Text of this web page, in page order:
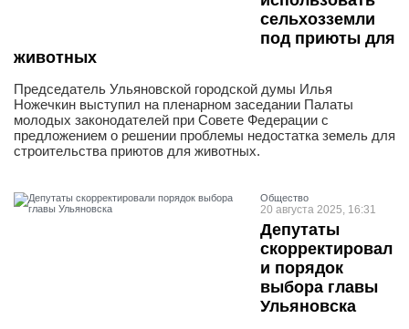
сельхозземли
под приюты для
животных
Председатель Ульяновской городской думы Илья
Ножечкин выступил на пленарном заседании Палаты
молодых законодателей при Совете Федерации с
предложением о решении проблемы недостатка земель для
строительства приютов для животных.
Общество
20 августа 2025, 16:31
Депутаты
скорректировал
и порядок
выбора главы
Ульяновска